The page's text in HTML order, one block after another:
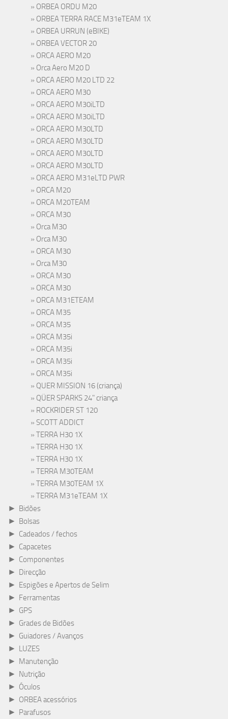
ORBEA ORDU M20
ORBEA TERRA RACE M31eTEAM 1X
ORBEA URRUN (eBIKE)
ORBEA VECTOR 20
ORCA AERO M20
Orca Aero M20 D
ORCA AERO M20 LTD 22
ORCA AERO M30
ORCA AERO M30iLTD
ORCA AERO M30iLTD
ORCA AERO M30LTD
ORCA AERO M30LTD
ORCA AERO M30LTD
ORCA AERO M30LTD
ORCA AERO M31eLTD PWR
ORCA M20
ORCA M20TEAM
ORCA M30
Orca M30
Orca M30
ORCA M30
Orca M30
ORCA M30
ORCA M30
ORCA M31ETEAM
ORCA M35
ORCA M35
ORCA M35i
ORCA M35i
ORCA M35i
ORCA M35i
QUER MISSION 16 (criança)
QÜER SPARKS 24" criança
ROCKRIDER ST 120
SCOTT ADDICT
TERRA H30 1X
TERRA H30 1X
TERRA H30 1X
TERRA M30TEAM
TERRA M30TEAM 1X
TERRA M31eTEAM 1X
► Bidões
► Bolsas
► Cadeados / fechos
► Capacetes
► Componentes
► Direcção
► Espigões e Apertos de Selim
► Ferramentas
► GPS
► Grades de Bidões
► Guiadores / Avanços
► LUZES
► Manutenção
► Nutrição
► Óculos
► ORBEA acessórios
► Parafusos